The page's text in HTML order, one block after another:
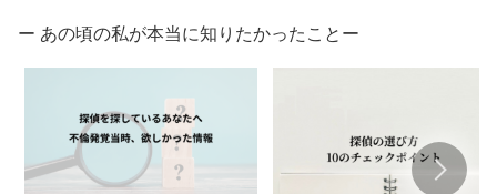
ー あの頃の私が本当に知りたかったことー